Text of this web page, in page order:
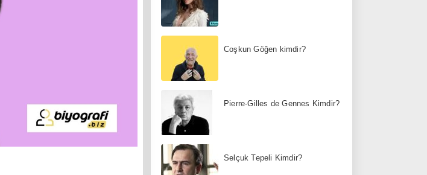
Coşkun Göğen kimdir?
Pierre-Gilles de Gennes Kimdir?
Selçuk Tepeli Kimdir?